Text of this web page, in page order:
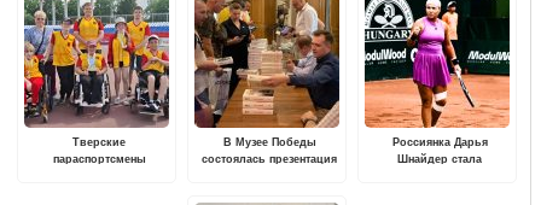
Тверские
параспортсмены
В Музее Победы
состоялась презентация
Россиянка Дарья
Шнайдер стала